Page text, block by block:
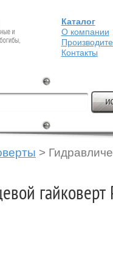
Каталог
О компании
Контакты
>